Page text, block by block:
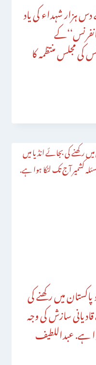
1953ء کے دس ہزار شہداء کی یاد
کی مجلس منتظمہ کا
میں رکھنے کی
سازش کی وجہ
ہے. عبداللطیف